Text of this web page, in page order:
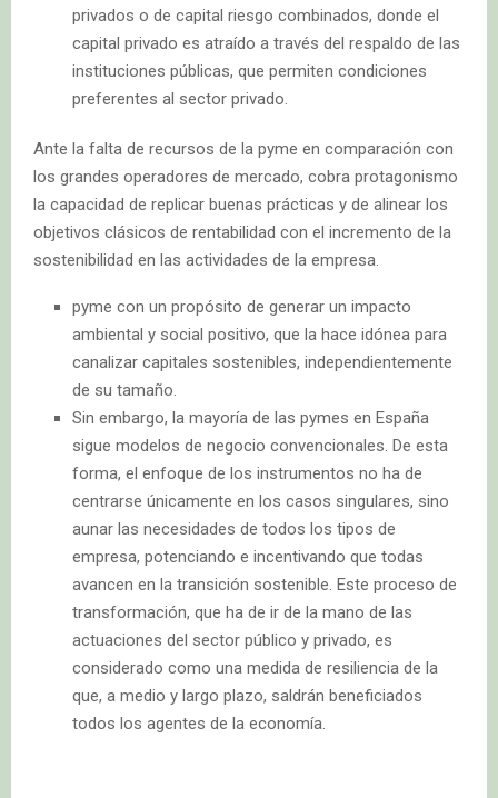
privados o de capital riesgo combinados, donde el
capital privado es atraído a través del respaldo de las
instituciones públicas, que permiten condiciones
preferentes al sector privado.
Ante la falta de recursos de la pyme en comparación con
los grandes operadores de mercado, cobra protagonismo
la capacidad de replicar buenas prácticas y de alinear los
objetivos clásicos de rentabilidad con el incremento de la
sostenibilidad en las actividades de la empresa.
pyme con un propósito de generar un impacto
ambiental y social positivo, que la hace idónea para
canalizar capitales sostenibles, independientemente
de su tamaño.
Sin embargo, la mayoría de las pymes en España
sigue modelos de negocio convencionales. De esta
forma, el enfoque de los instrumentos no ha de
centrarse únicamente en los casos singulares, sino
aunar las necesidades de todos los tipos de
empresa, potenciando e incentivando que todas
avancen en la transición sostenible. Este proceso de
transformación, que ha de ir de la mano de las
actuaciones del sector público y privado, es
considerado como una medida de resiliencia de la
que, a medio y largo plazo, saldrán beneficiados
todos los agentes de la economía.